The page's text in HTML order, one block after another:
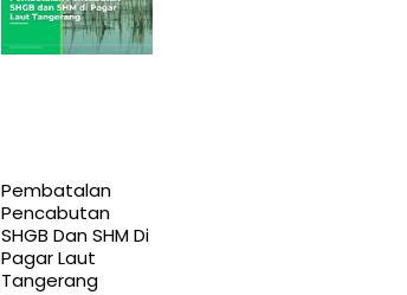
Pembatalan
Pencabutan
SHGB Dan SHM Di
Pagar Laut
Tangerang